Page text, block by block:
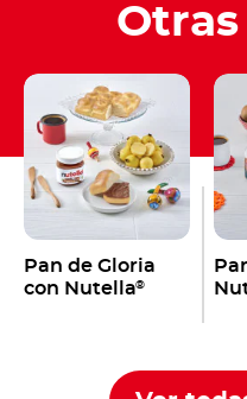
Pan de Gloria
con Nutella®